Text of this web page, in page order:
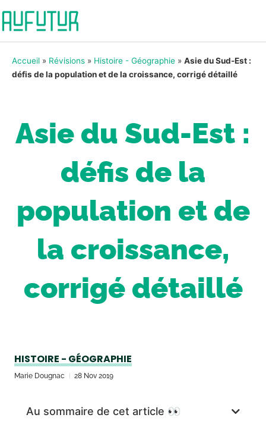
Accueil » Révisions » Histoire - Géographie » Asie du Sud-Est :
défis de la population et de la croissance, corrigé détaillé
Asie du Sud-Est :
défis de la
population et de
la croissance,
corrigé détaillé
HISTOIRE - GÉOGRAPHIE
Marie Dougnac 28 Nov 2019
Au sommaire de cet article 👀